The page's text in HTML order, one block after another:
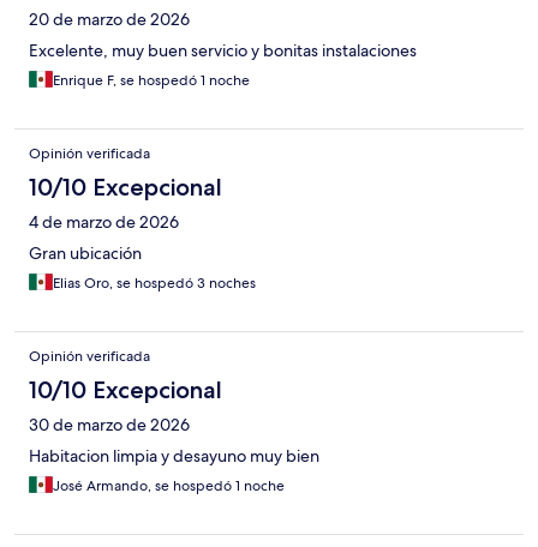
20 de marzo de 2026
Excelente, muy buen servicio y bonitas instalaciones
Enrique F, se hospedó 1 noche
Opinión verificada
10/10 Excepcional
4 de marzo de 2026
Gran ubicación
Elias Oro, se hospedó 3 noches
Opinión verificada
10/10 Excepcional
30 de marzo de 2026
Habitacion limpia y desayuno muy bien
José Armando, se hospedó 1 noche